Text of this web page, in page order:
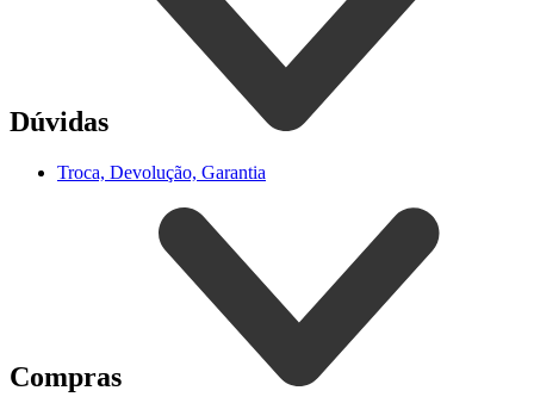
Dúvidas
Troca, Devolução, Garantia
Compras